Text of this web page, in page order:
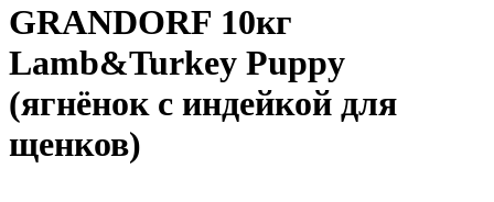
GRANDORF 10кг
Lamb&Turkey Puppy
(ягнёнок с индейкой для
щенков)